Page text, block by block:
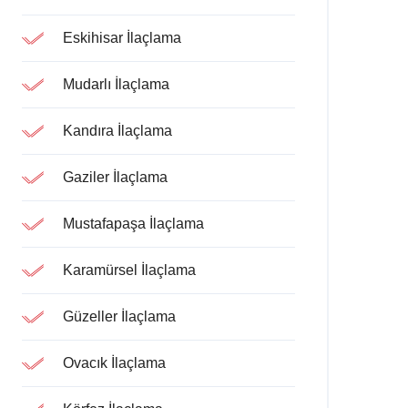
Eskihisar İlaçlama
Mudarlı İlaçlama
Kandıra İlaçlama
Gaziler İlaçlama
Mustafapaşa İlaçlama
Karamürsel İlaçlama
Güzeller İlaçlama
Ovacık İlaçlama